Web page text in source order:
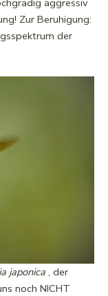
Zur Beruhigung:
der
japonica, der
noch NICHT